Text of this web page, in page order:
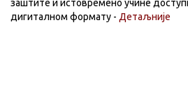
заштите и истовремено учине
дигиталном формату - Детаљније